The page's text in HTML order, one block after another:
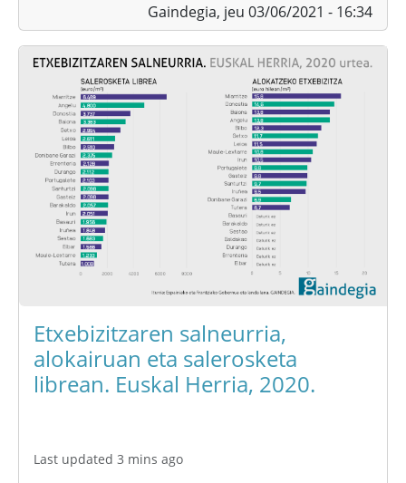
Gaindegia, jeu 03/06/2021 - 16:34
Etxebizitzaren salneurria,
alokairuan eta salerosketa
librean. Euskal Herria, 2020.
Last updated 3 mins ago